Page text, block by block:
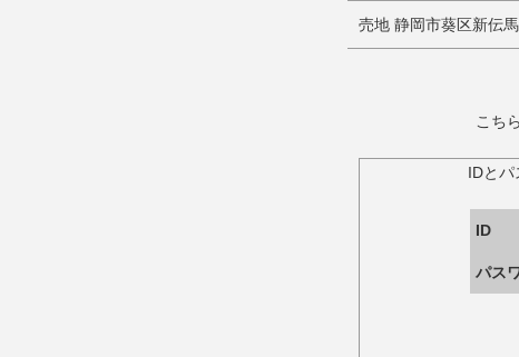
売地 静岡市葵区新伝馬
こち
IDと
ID
パス